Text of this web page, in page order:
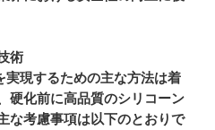
術
実現するための主な方法は着
硬化前に高品質のシリコーン
な考慮事項は以下のとおりで